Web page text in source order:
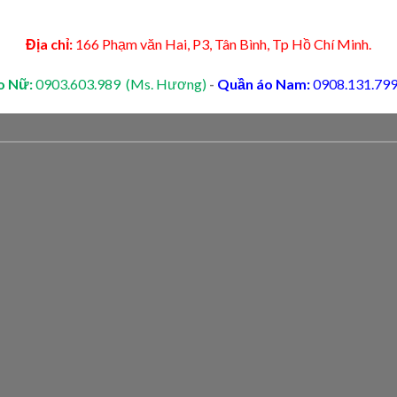
Địa chỉ: 166 Phạm văn Hai, P3, Tân Bình, Tp Hồ Chí Minh.
Nữ:0903.603.989 (Ms. Hương) - Quần áo Nam: